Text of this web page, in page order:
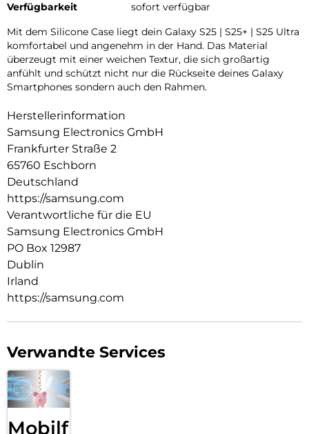
Verfügbarkeit
sofort verfügbar
Mit dem Silicone Case liegt dein Galaxy S25 | S25+ | S25 Ultra
komfortabel und angenehm in der Hand. Das Material
überzeugt mit einer weichen Textur, die sich großartig
anfühlt und schützt nicht nur die Rückseite deines Galaxy
Smartphones sondern auch den Rahmen.
Herstellerinformation
Samsung Electronics GmbH
Frankfurter Straße 2
65760 Eschborn
Deutschland
https://samsung.com
Verantwortliche für die EU
Samsung Electronics GmbH
PO Box 12987
Dublin
Irland
https://samsung.com
Verwandte Services
Mobilfunk